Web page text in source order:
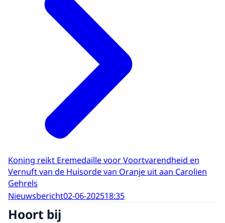
Koning reikt Eremedaille voor Voortvarendheid en
Vernuft van de Huisorde van Oranje uit aan Carolien
Gehrels
Nieuwsbericht02-06-202518:35
Hoort bij